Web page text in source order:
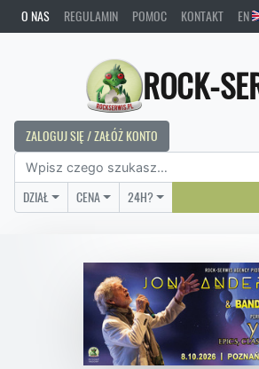
O NAS REGULAMIN POMOC KONTAKT EN
ROCK-
ZALOGUJ SIĘ / ZAŁÓŻ KONTO
DZIAŁ CENA 24H?